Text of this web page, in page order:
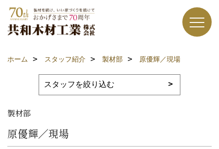
ホーム スタッフ紹介 製材部 原優輝／現場
製材部
原優輝／現場